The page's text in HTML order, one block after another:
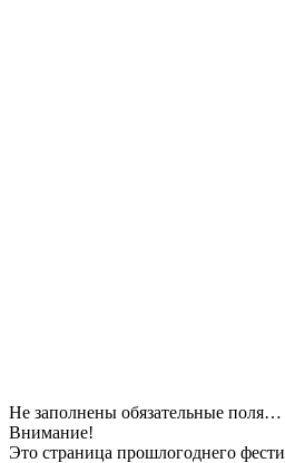
Не заполнены обязательные поля…
Внимание!
Это страница прошлогоднего